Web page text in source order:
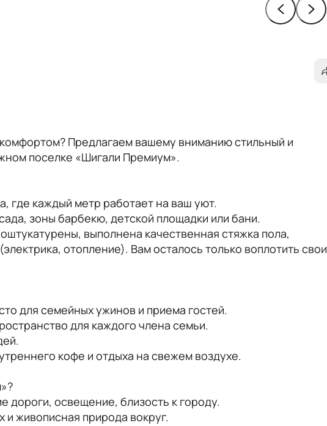
Предлагаем вашему вниманию стильный и
поселке «Шигали Премиум».
где каждый метр работает на ваш уют.
зоны барбекю, детской площадки или бани.
выполнена качественная стяжка пола,
отопление). Вам осталось только воплотить свои
для семейных ужинов и приема гостей.
для каждого члена семьи.
кофе и отдыха на свежем воздухе.
дороги, освещение, близость к городу.
и живописная природа вокруг.